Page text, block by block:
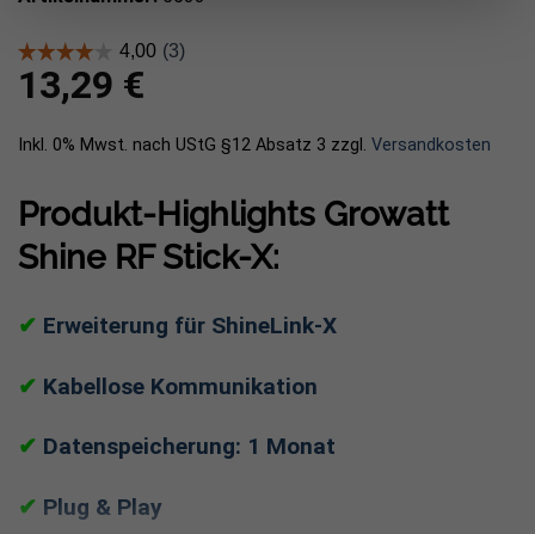
13,29 €
Inkl. 0% Mwst. nach UStG §12 Absatz 3 zzgl. Versandkosten
Produkt-Highlights Growatt
Shine RF Stick-X:
✔ Erweiterung für ShineLink-X
✔ Kabellose Kommunikation
✔ Datenspeicherung: 1 Monat
✔ Plug & Play